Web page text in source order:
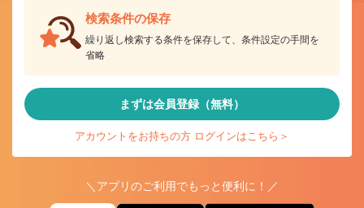
検索条件の保存
繰り返し検索する条件を保存して、条件設定の手間を
省略
まずは会員登録（無料）
アカウントをお持ちの方 ログインはこちら＞
＼アプリのご利用でもっと便利に！／